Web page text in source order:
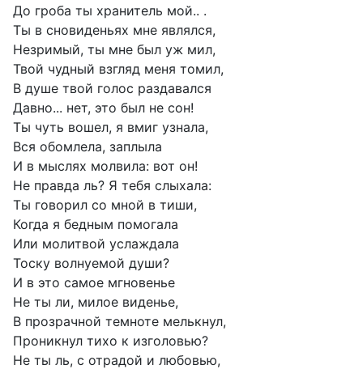
До гроба ты хранитель мой.. .
Ты в сновиденьях мне являлся,
Незримый, ты мне был уж мил,
Твой чудный взгляд меня томил,
В душе твой голос раздавался
Давно... нет, это был не сон!
Ты чуть вошел, я вмиг узнала,
Вся обомлела, заплыла
И в мыслях молвила: вот он!
Не правда ль? Я тебя слыхала:
Ты говорил со мной в тиши,
Когда я бедным помогала
Или молитвой услаждала
Тоску волнуемой души?
И в это самое мгновенье
Не ты ли, милое виденье,
В прозрачной темноте мелькнул,
Проникнул тихо к изголовью?
Не ты ль, с отрадой и любовью,